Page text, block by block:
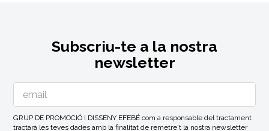
Subscriu-te a la nostra
newsletter
GRUP DE PROMOCIÓ I DISSENY EFEBÉ com a responsable del tractament
tractarà les teves dades amb la finalitat de remetre´t la nostra newsletter